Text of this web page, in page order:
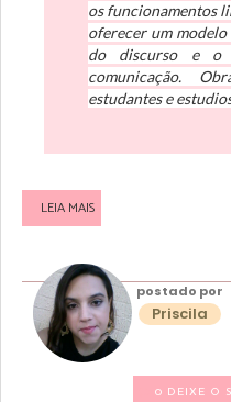
os funcionamentos
oferecer um
do discurso e o
comunicação.
estudantes e
LEIA MAIS
postado por
Priscila
0 DEIXE O